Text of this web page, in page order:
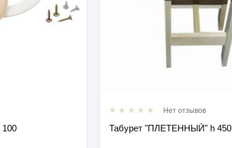
h 450, липа
Нет отзывов
Абажур "Диалог" 340*370